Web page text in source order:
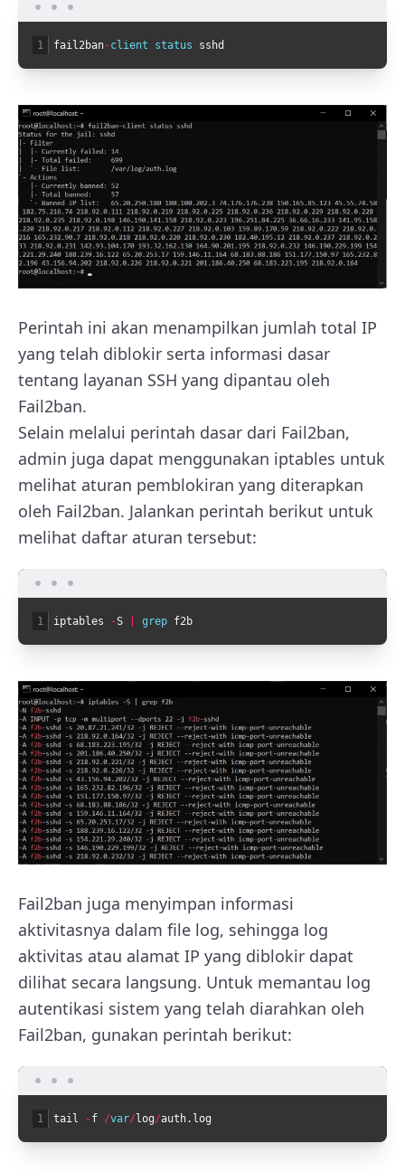
1 fail2ban-client status sshd
Perintah ini akan menampilkan jumlah total IP
yang telah diblokir serta informasi dasar
tentang layanan SSH yang dipantau oleh
Fail2ban.
Selain melalui perintah dasar dari Fail2ban,
admin juga dapat menggunakan iptables untuk
melihat aturan pemblokiran yang diterapkan
oleh Fail2ban. Jalankan perintah berikut untuk
melihat daftar aturan tersebut:
1 iptables -S grep f2b
Fail2ban juga menyimpan informasi
aktivitasnya dalam file log, sehingga log
aktivitas atau alamat IP yang diblokir dapat
dilihat secara langsung. Untuk memantau log
autentikasi sistem yang telah diarahkan oleh
Fail2ban, gunakan perintah berikut:
1 tail -f /var/ log/auth. log